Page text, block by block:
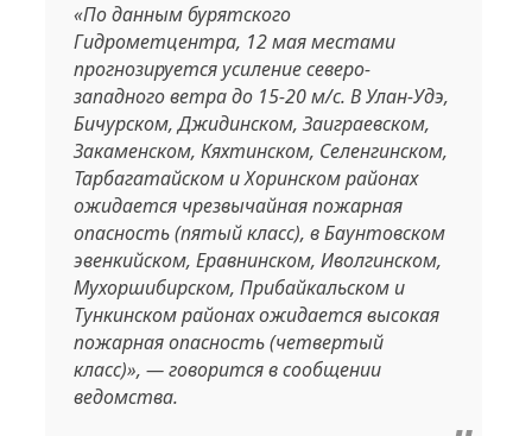
«По данным бурятского
Гидрометцентра, 12 мая местами
прогнозируется усиление северо-
западного ветра до 15-20 м/с. В Улан-Удэ,
Бичурском, Джидинском, Заиграевском,
Закаменском, Кяхтинском, Селенгинском,
Тарбагатайском и Хоринском районах
ожидается чрезвычайная пожарная
опасность (пятый класс), в Баунтовском
эвенкийском, Еравнинском, Иволгинском,
Мухоршибирском, Прибайкальском и
Тункинском районах ожидается высокая
пожарная опасность (четвертый
класс)», — говорится в сообщении
ведомства.